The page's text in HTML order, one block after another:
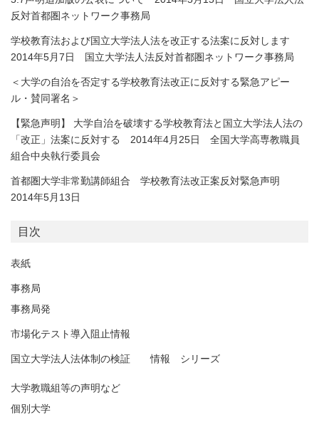
反対首都圏ネットワーク事務局
学校教育法および国立大学法人法を改正する法案に反対します
2014年5月7日 国立大学法人法反対首都圏ネットワーク事務局
＜大学の自治を否定する学校教育法改正に反対する緊急アピー
ル・賛同署名＞
【緊急声明】 大学自治を破壊する学校教育法と国立大学法人法の
「改正」法案に反対する 2014年4月25日 全国大学高専教職員
組合中央執行委員会
首都圏大学非常勤講師組合 学校教育法改正案反対緊急声明
2014年5月13日
目次
表紙
事務局
事務局発
市場化テスト導入阻止情報
国立大学法人法体制の検証 情報 シリーズ
大学教職組等の声明など
個別大学